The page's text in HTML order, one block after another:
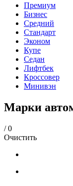
Премиум
Бизнес
Средний
Стандарт
Эконом
Купе
Седан
Лифтбек
Кроссовер
Минивэн
Марки
/0
Очистить